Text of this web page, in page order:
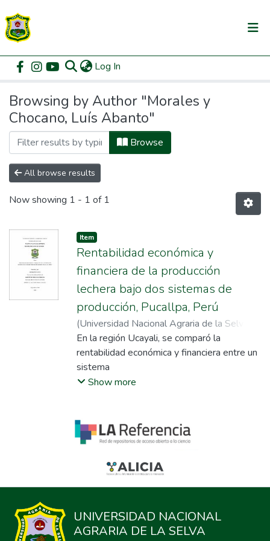
Log In
Communities & Collections
All of DSpace
Home Browse by Author
Browsing by Author "Morales y
Chocano, Luís Abanto"
Browse
All browse results
Now showing 1 - 1 of 1
Item
Rentabilidad económica y
financiera de la producción
lechera bajo dos sistemas de
producción, Pucallpa, Perú
(Universidad Nacional Agraria de la Selva
2020)Ramírez Flores, Noé;Morales y
Chocano, Luís Abanto
En la región Ucayali, se comparó la
rentabilidad económica y financiera entre un
sistema
de producción tradicional (ST), compuesto
compuesto por Brachiaria humidicola (pasto)
+
de proteína) + Simarouba amara (madera
plazo), en ambos se incluyó 8 vacas
mestizas (3/8
Show more
UNIVERSIDAD NACIONAL
AGRARIA DE LA SELVA